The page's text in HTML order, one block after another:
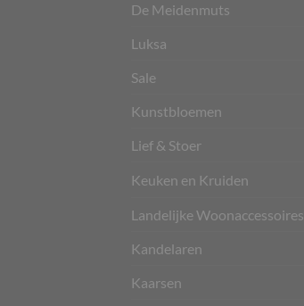
De Meidenmuts
Luksa
Sale
Kunstbloemen
Lief & Stoer
Keuken en Kruiden
Landelijke Woonaccessoires
Kandelaren
Kaarsen